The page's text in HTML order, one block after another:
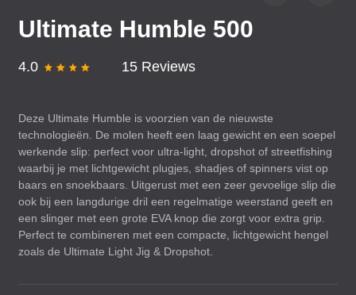
Ultimate Humble 500
4.0 15 Reviews
Deze Ultimate Humble is voorzien van de nieuwste
technologieën. De molen heeft een laag gewicht en een soepel
werkende slip: perfect voor ultra-light, dropshot of streetfishing
waarbij je met lichtgewicht plugjes, shadjes of spinners vist op
baars en snoekbaars. Uitgerust met een zeer gevoelige slip die
ook bij een langdurige dril een regelmatige weerstand geeft en
een slinger met een grote EVAknop die zorgt voor extra grip.
Perfect te combineren met een compacte, lichtgewicht hengel
zoals de Ultimate Light Jig & Dropshot.